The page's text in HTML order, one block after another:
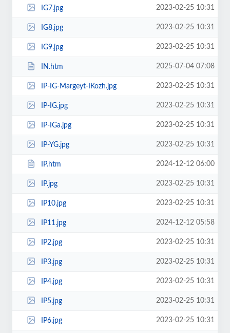
IG7.jpg 2023-02-25 10:31
IG8.jpg 2023-02-25 10:31
IG9.jpg 2023-02-25 10:31
IN.htm 2025-07-04 07:08
IP-IG-Margeyt-IKozh.jpg 2023-02-25 10:31
IP-IG.jpg 2023-02-25 10:31
IP-IGa.jpg 2023-02-25 10:31
IP-YG.jpg 2023-02-25 10:31
IP.htm 2024-12-12 06:00
IP.jpg 2023-02-25 10:31
IP10.jpg 2023-02-25 10:31
IP11.jpg 2024-12-12 05:58
IP2.jpg 2023-02-25 10:31
IP3.jpg 2023-02-25 10:31
IP4.jpg 2023-02-25 10:31
IP5.jpg 2023-02-25 10:31
IP6.jpg 2023-02-25 10:31